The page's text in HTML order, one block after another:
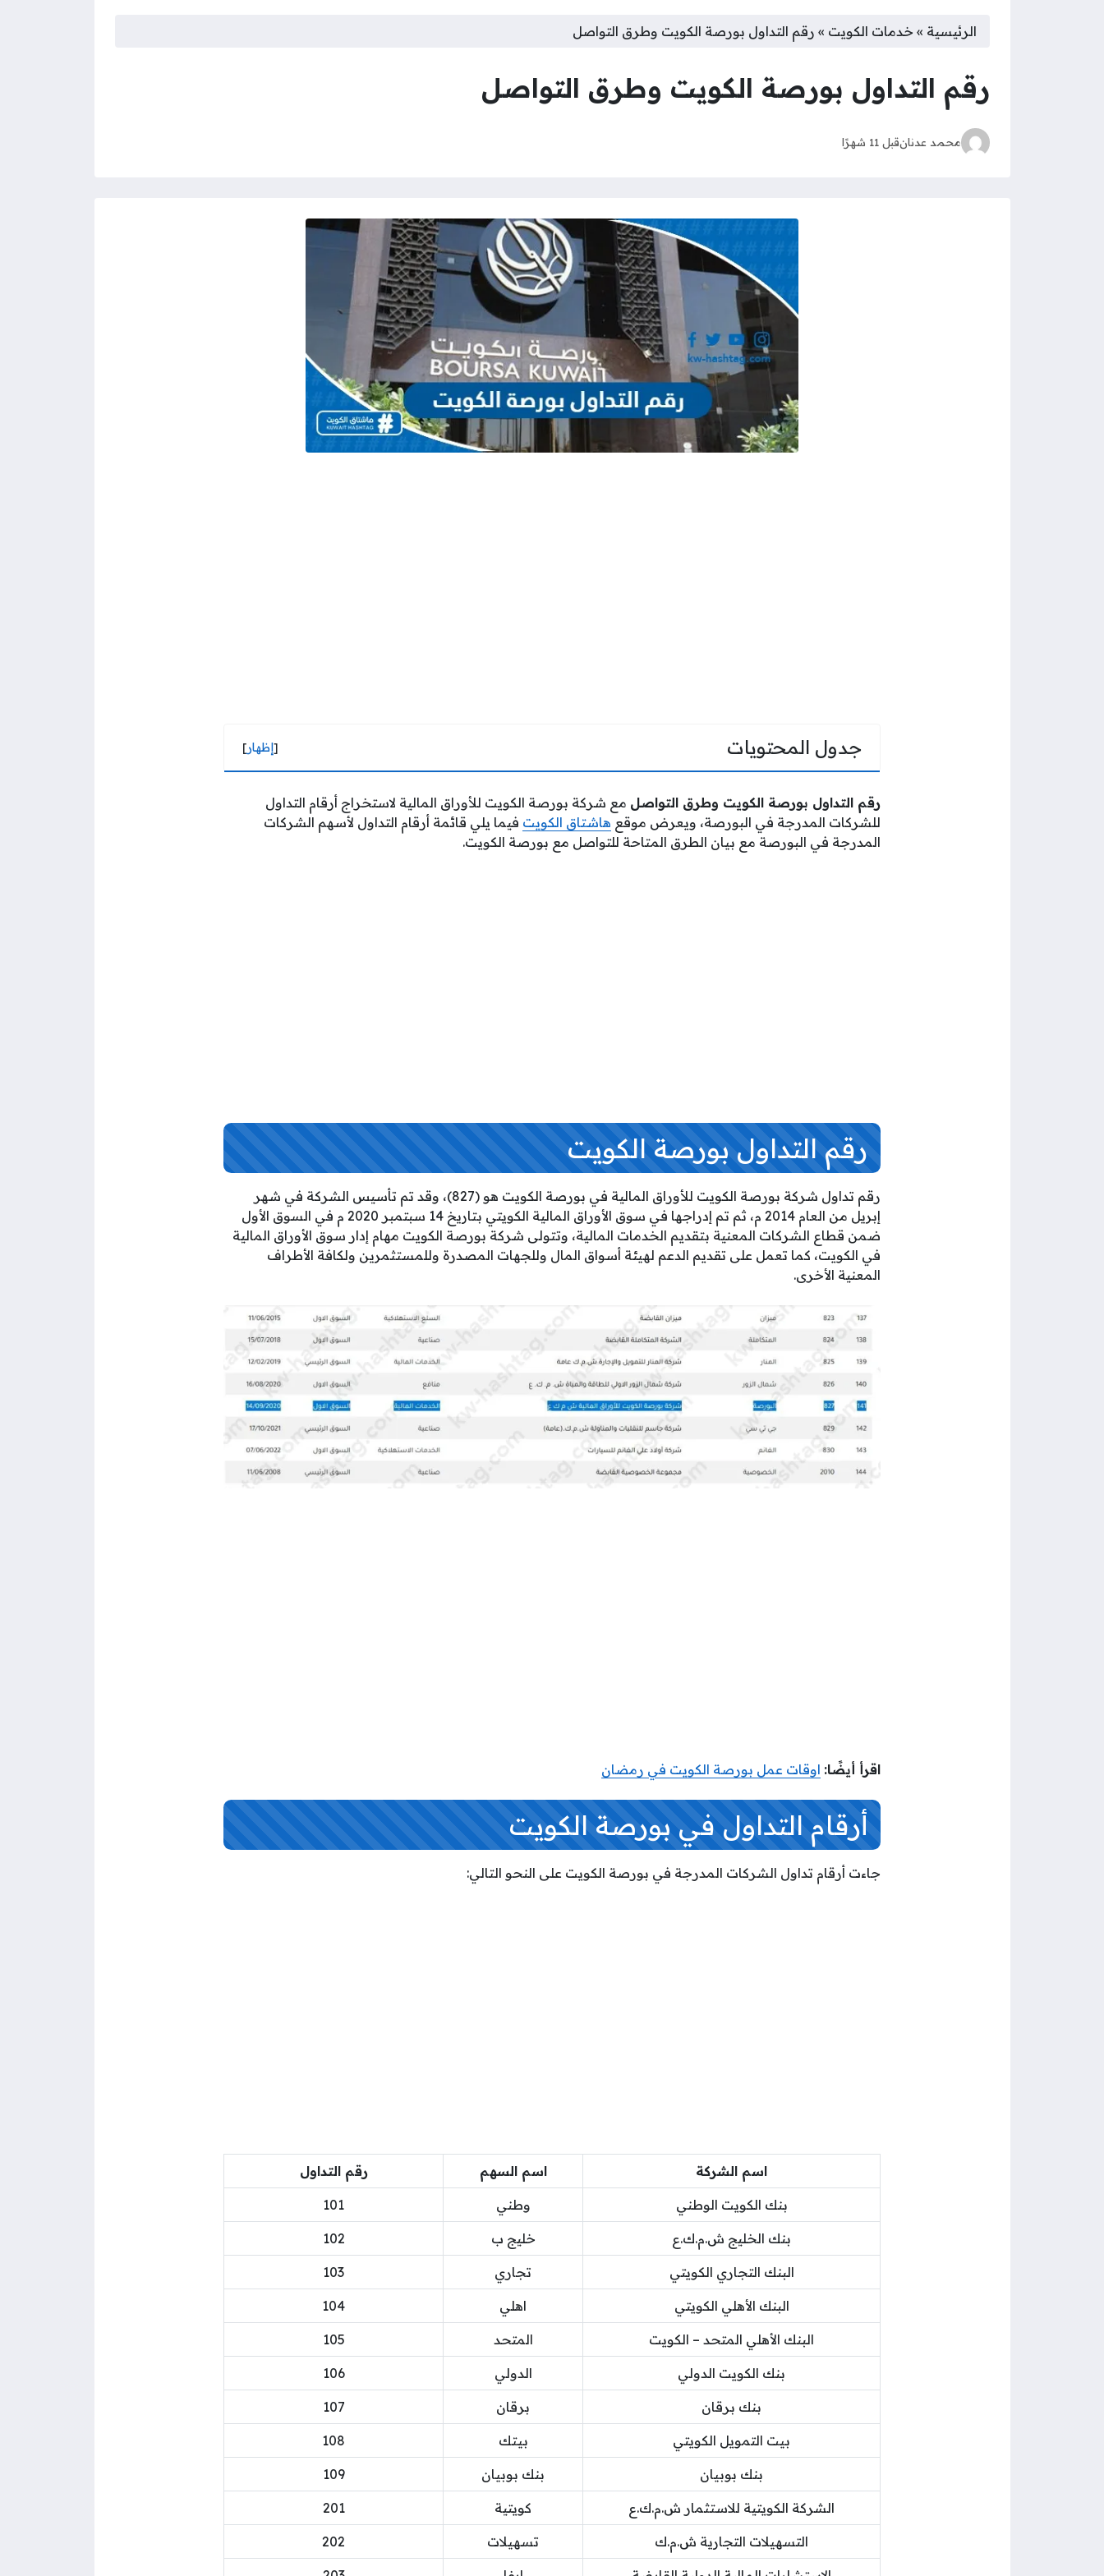
الرئيسية » خدمات الكويت » رقم التداول بورصة الكويت وطرق التواصل
رقم التداول بورصة الكويت وطرق التواصل
محمد عدنانقبل 11 شهرًا
جدول المحتويات [إظهار]
رقم التداول بورصة الكويت وطرق التواصل مع شركة بورصة الكويت للأوراق المالية لاستخراج أرقام التداول
للشركات المدرجة في البورصة، ويعرض موقع هاشتاق الكويت فيما يلي قائمة أرقام التداول لأسهم الشركات
المدرجة في البورصة مع بيان الطرق المتاحة للتواصل مع بورصة الكويت.
رقم التداول بورصة الكويت
رقم تداول شركة بورصة الكويت للأوراق المالية في بورصة الكويت هو (827)، وقد تم تأسيس الشركة في شهر
إبريل من العام 2014 م، ثم تم إدراجها في سوق الأوراق المالية الكويتي بتاريخ 14 سبتمبر 2020 م في السوق الأول
ضمن قطاع الشركات المعنية بتقديم الخدمات المالية، وتتولى شركة بورصة الكويت مهام إدار سوق الأوراق المالية
في الكويت، كما تعمل على تقديم الدعم لهيئة أسواق المال وللجهات المصدرة وللمستثمرين ولكافة الأطراف
المعنية الأخرى.
اقرأ أيضًا: اوقات عمل بورصة الكويت في رمضان
أرقام التداول في بورصة الكويت
جاءت أرقام تداول الشركات المدرجة في بورصة الكويت على النحو التالي:
اسم الشركة اسم السهم رقم التداول
بنك الكويت الوطني وطني 101
بنك الخليج ش.م.ك.ع خليج ب 102
البنك التجاري الكويتي تجاري 103
البنك الأهلي الكويتي اهلي 104
البنك الأهلي المتحد – الكويت المتحد 105
بنك الكويت الدولي الدولي 106
بنك برقان برقان 107
بيت التمويل الكويتي بيتك 108
بنك بوبيان بنك بوبيان 109
الشركة الكويتية للاستثمار ش.م.ك.ع كويتية 201
التسهيلات التجارية ش.م.ك تسهيلات 202